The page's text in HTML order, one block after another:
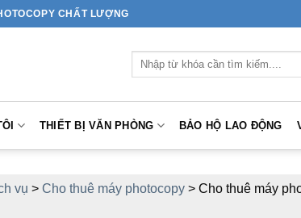
CHẤT LƯỢNG
Tìm
kiếm:
THIẾT BỊ VĂN PHÒNG BẢO HỘ LAO ĐỘNG
vụ > Cho thuê máy photocopy > Cho thuê máy